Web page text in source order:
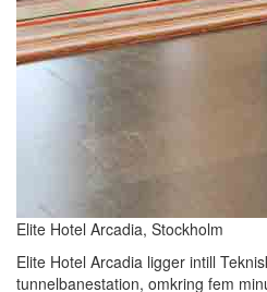
Elite Hotel Arcadia, Stockholm
Elite Hotel Arcadia ligger intill
tunnelbanestation, omkring fem